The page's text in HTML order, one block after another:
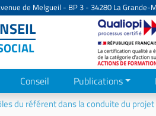
de Melgueil - BP 3 - 34280 La Grande-
Conseil Publications
du référent dans la conduite du